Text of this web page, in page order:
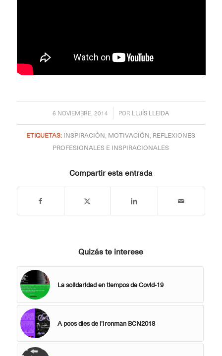
6 NOVIEMBRE, 2014
/ POR LLUÍS LLEIDA
ETIQUETAS:INSPIRACIÓN, MOTIVACIÓN, REFLEXIONES
PROFESIONALES E INSPIRACIONALES
Compartir esta entrada
Quizás te interese
La solidaridad en tiempos de Covid-19
A pocs dies de l’Ironman BCN2018